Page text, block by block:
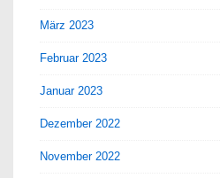
März 2023
Februar 2023
Januar 2023
Dezember 2022
November 2022